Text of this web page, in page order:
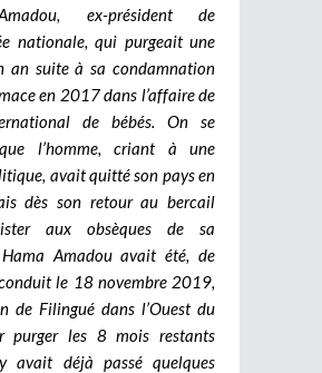
ex-président de
nationale, qui purgeait une
an suite à sa condamnation
en 2017 dans l’affaire de
de bébés. On se
l’homme, criant à une
avait quitté son pays en
dès son retour au bercail
aux obsèques de sa
Amadou avait été, de
le 18 novembre 2019,
de Filingué dans l’Ouest du
purger les 8 mois restants
avait déjà passé quelques